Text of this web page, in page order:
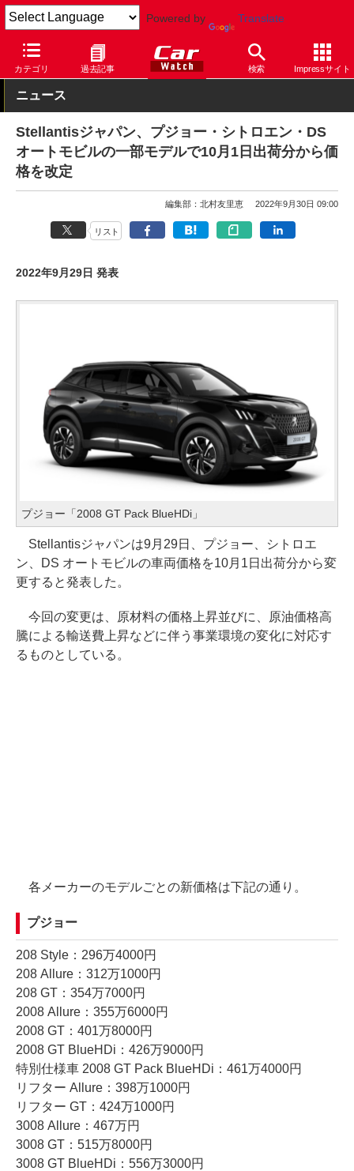
Powered by Translate
カテゴリ 過去記事 検索 Impressサイト
Car Watch 自動車 プジョー
ニュース
Stellantisジャパン、プジョー・シトロエン・DS
オートモビルの一部モデルで10月1日出荷分から価
格を改定
編集部：北村友里恵 2022年9月30日 09:00
リスト
2022年9月29日 発表
プジョー「2008 GT Pack BlueHDi」
Stellantisジャパンは9月29日、プジョー、シトロエ
ン、DS オートモビルの車両価格を10月1日出荷分から変
更すると発表した。
今回の変更は、原材料の価格上昇並びに、原油価格高
騰による輸送費上昇などに伴う事業環境の変化に対応す
るものとしている。
各メーカーのモデルごとの新価格は下記の通り。
プジョー
208 Style：296万4000円
208 Allure：312万1000円
208 GT：354万7000円
2008 Allure：355万6000円
2008 GT：401万8000円
2008 GT BlueHDi：426万9000円
特別仕様車 2008 GT Pack BlueHDi：461万4000円
リフター Allure：398万1000円
リフター GT：424万1000円
3008 Allure：467万円
3008 GT：515万8000円
3008 GT BlueHDi：556万3000円